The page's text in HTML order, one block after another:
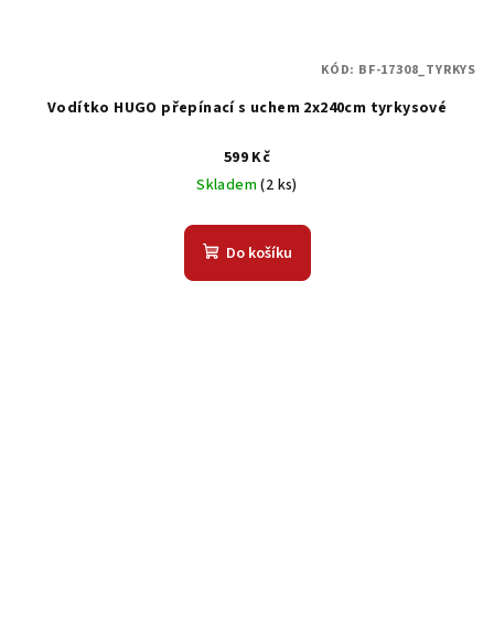
Vodítko HUGO přepínací s uchem 2x240cm tyrkysové
599 Kč
Skladem(2 ks)
Do košíku
KÓD: BF-17308_TYRKYS